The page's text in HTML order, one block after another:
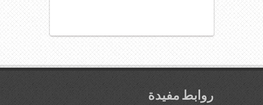
روابط مفيدة